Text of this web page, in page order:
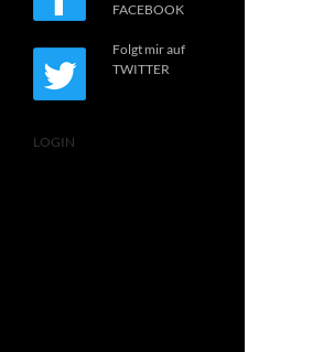
FACEBOOK
Folgt mir auf
TWITTER
LOGIN